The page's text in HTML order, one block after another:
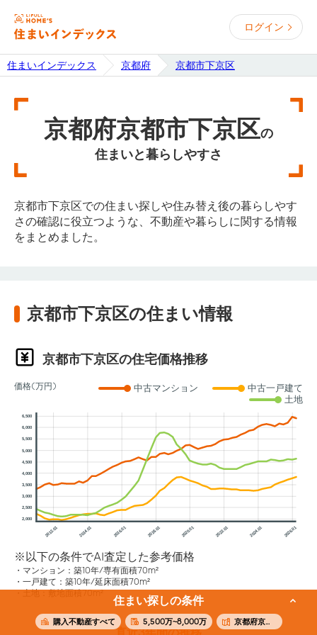
ログイン
住まいインデックス 京都府 京都市下京区
京都府京都市下京区の
住まいと暮らしやすさ
京都市下京区での住まい探しや住み替え後の暮らしやす
さの確認に役立つような、不動産や暮らしに関する情報
をまとめました。
京都市下京区の住まい情報
京都市下京区の住宅価格推移
価格(万円) 中古マンション
中古一戸建て
土地
2012.01 2014.01 2016.01 2018.01 2020.01 2022.01 2024.01 2026.01
2,000
2,500
3,000
3,500
4,000
4,500
5,000
5,500
6,000
6,500
※以下の条件でAI査定した参考価格
マンション：築10年/専有面積70m²
一戸建て：築10年/延床面積70m²
土地：敷地面積70m²
住まい探しの条件
購入不動産すべて 5,500万~8,000万 京都府京都市下京区